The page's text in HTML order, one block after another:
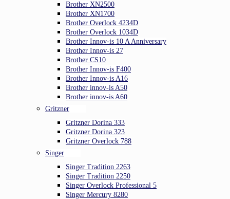
Brother XN2500
Brother XN1700
Brother Overlock 4234D
Brother Overlock 1034D
Brother Innov-is 10 A Anniversary
Brother Innov-is 27
Brother CS10
Brother Innov-is F400
Brother Innov-is A16
Brother innov-is A50
Brother innov-is A60
Gritzner
Gritzner Dorina 333
Gritzner Dorina 323
Gritzner Overlock 788
Singer
Singer Tradition 2263
Singer Tradition 2250
Singer Overlock Professional 5
Singer Mercury 8280